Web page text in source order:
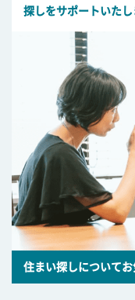
探しをサポートいたし
住まい探しについてお